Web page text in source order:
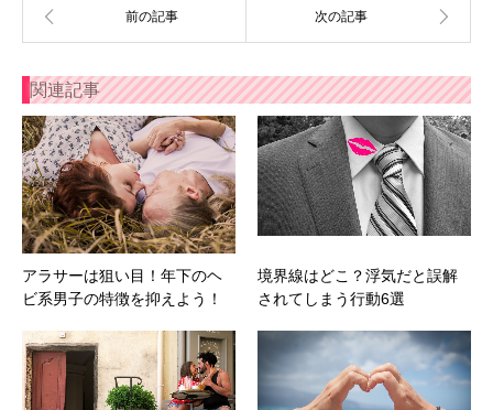
関連記事
アラサーは狙い目！年下のヘ
ビ系男子の特徴を抑えよう！
境界線はどこ？浮気だと誤解
されてしまう行動6選